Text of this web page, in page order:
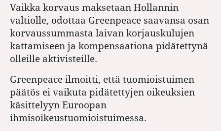
Vaikka korvaus maksetaan Hollannin
valtiolle, odottaa Greenpeace saavansa osan
korvaussummasta laivan korjauskulujen
kattamiseen ja kompensaationa pidätettynä
olleille aktivisteille.
Greenpeace ilmoitti, että tuomioistuimen
päätös ei vaikuta pidätettyjen oikeuksien
käsittelyyn Euroopan
ihmisoikeustuomioistuimessa.